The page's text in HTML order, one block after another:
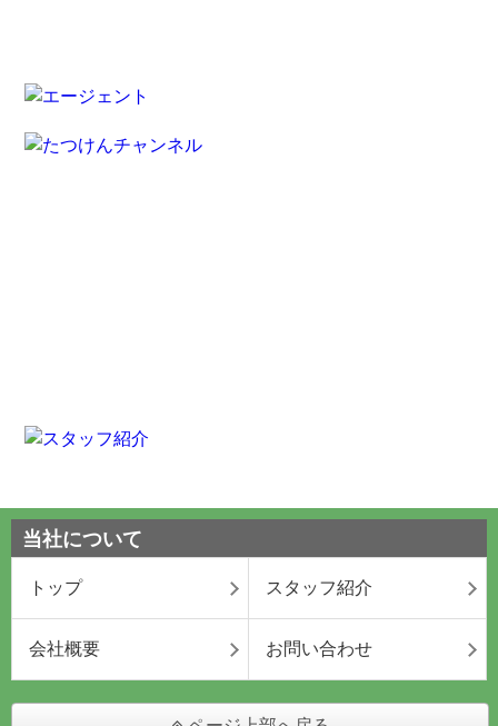
当社について
トップ スタッフ紹介
会社概要 お問い合わせ